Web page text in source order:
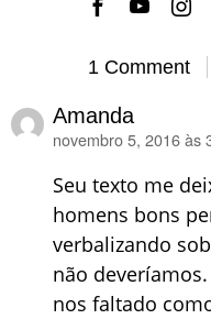
1 Comment
Amanda
disse:
novembro 5, 2016 às
Seu texto me
homens bons
verbalizando
não
nos faltado